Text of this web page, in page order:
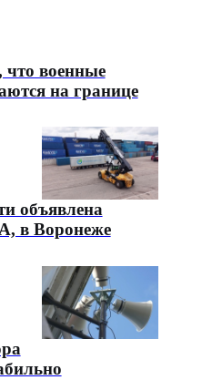
что военные
на границе
объявлена
в Воронеже